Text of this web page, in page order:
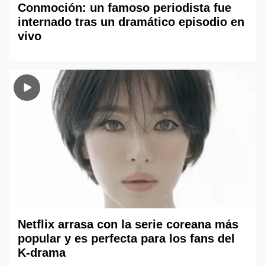
Conmoción: un famoso periodista fue
internado tras un dramático episodio en
vivo
Netflix arrasa con la serie coreana más
popular y es perfecta para los fans del
K-drama